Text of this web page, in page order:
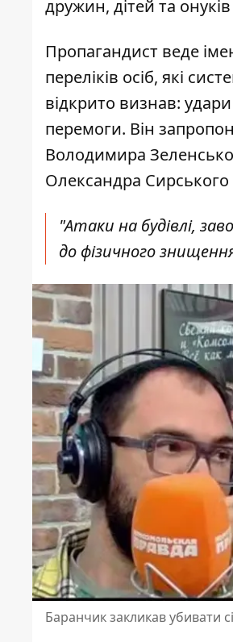
дружин, дітей та
Пропагандист веде
переліків осіб, які
відкрито визнав:
перемоги. Він
Володимира
Олександра Сирського
"Атаки на будівлі,
до фізичного
Баранчик закликав убивати